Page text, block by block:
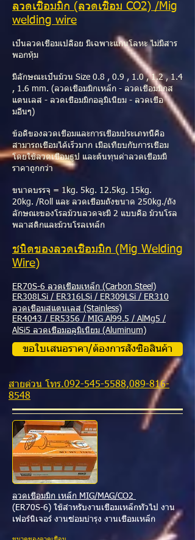
ลวดเชื่อมมิก (ลวดเชื่อม CO2) /Mig
welding wire
เป็นลวดเชื่อมเปลือย มีเฉพาะแกนโลหะ ไม่มีสาร
พอกหุ้ม
มีลักษณะเป็นม้วน Size 0.8 , 0.9 , 1.0 , 1.2 , 1.4
, 1.6 mm. (ลวดเชื่อมมิกเหล็ก - ลวดเชื่อมมิกส
แตนเลส - ลวดเชื่อมมิกอลูมิเนียม - ลวดเชื่อ
มอื่นๆ)
ข้อดีของลวดเชื่อมและการเชื่อมประเภทนี้คือ
สามารถเชื่อมได้เร็วมาก เมื่อเทียบกับการเชื่อม
โดยใช้ลวดเชื่อมธูป และต้นทุนค่าลวดเชื่อมมี
ราคาถูกกว่า
ขนาดบรรจุ = 1kg. 5kg. 12.5kg. 15kg.
20kg. /Roll และ ลวดเชื่อมถังขนาด 250kg./ถัง
ลักษณะของโรลม้วนลวดจะมี 2 แบบคือ ม้วนโรล
พลาสติกและม้วนโรลเหล็ก
ชนิดของลวดเชื่อมมิก (Mig Welding
Wire)
ER70S-6 ลวดเชื่อมเหล็ก (Carbon Steel)
ER308LSi / ER316LSi / ER309LSi / ER310
ลวดเชื่อมสแตนเลส (Stainless)
ER4043 / ER5356 / MIG Al99.5 / AlMg5 /
AlSi5 ลวดเชื่อมอลูมิเนียม (Aluminum)
ขอใบเสนอราคา/ต้องการสั่งซื้อสินค้า
สายด่วน โทร.092-545-5588,089-816-
8548
ลวดเชื่อมมิก เหล็ก MIG/MAG/CO2
( ER70S-6) ใช้สำหรับงานเชื่อมเหล็กทั่วไป งาน
เฟอร์นิเจอร์ งานซ่อมบำรุง งานเชื่อมเหล็ก